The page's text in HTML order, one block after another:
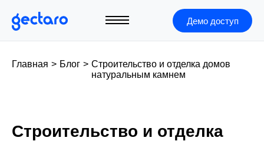
Демо доступ
Главная > Блог > Строительство и отделка домов
натуральным камнем
Строительство и отделка